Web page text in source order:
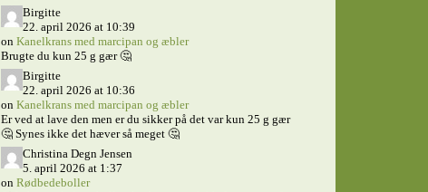
Birgitte
22. april 2026 at 10:39
on Kanelkrans med marcipan og æbler
Brugte du kun 25 g gær 🤔
Birgitte
22. april 2026 at 10:36
on Kanelkrans med marcipan og æbler
Er ved at lave den men er du sikker på det var kun 25 g gær
🤔 Synes ikke det hæver så meget 🤔
Christina Degn Jensen
5. april 2026 at 1:37
on Rødbedeboller